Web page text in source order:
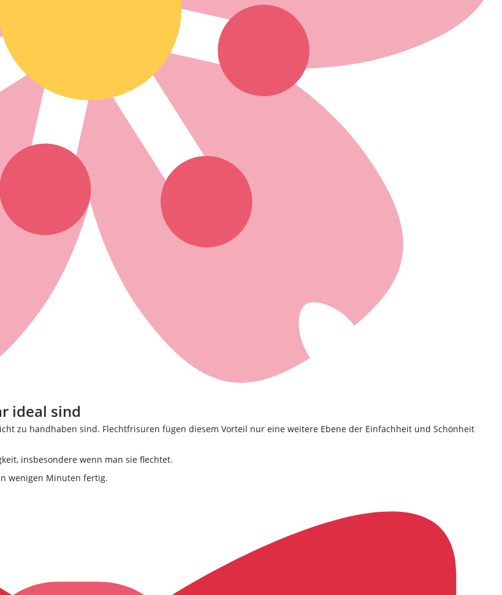
ideal sind
zu handhaben sind. Flechtfrisuren fügen diesem Vorteil nur eine weitere Ebene der Einfachheit und Schönheit
insbesondere wenn man sie flechtet.
wenigen Minuten fertig.